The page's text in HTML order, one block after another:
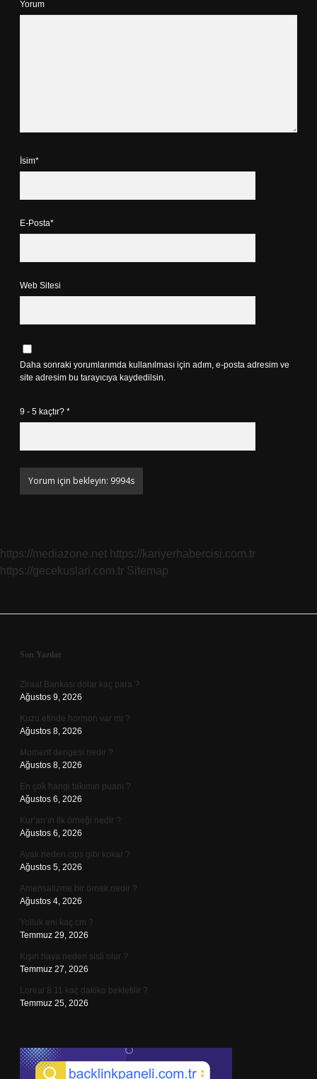
Yorum
İsim*
E-Posta*
Web Sitesi
Daha sonraki yorumlarımda kullanılması için adım, e-posta adresim ve
site adresim bu tarayıcıya kaydedilsin.
9 - 5 kaçtır? *
https://mediazone.net https://kariyerhabercisi.com.tr
https://gecekuslari.com.tr Sitemap
Sidebar
Son Yazılar
Ziraat Bankası dolar kaç para ?
Ağustos 9, 2026
Kuzu etinde hormon var mı ?
Ağustos 8, 2026
Moment dengesi nedir ?
Ağustos 8, 2026
En çok hangi takımın puanı ?
Ağustos 6, 2026
Kur’an’ın ilk örneği nedir ?
Ağustos 6, 2026
Ayak neden cips gibi kokar ?
Ağustos 5, 2026
Amensalizme bir örnek nedir ?
Ağustos 4, 2026
Yolluk eni kaç cm ?
Temmuz 29, 2026
Kışın hava neden sisli olur ?
Temmuz 27, 2026
Loreal 8.11 kaç dakika bekletilir ?
Temmuz 25, 2026